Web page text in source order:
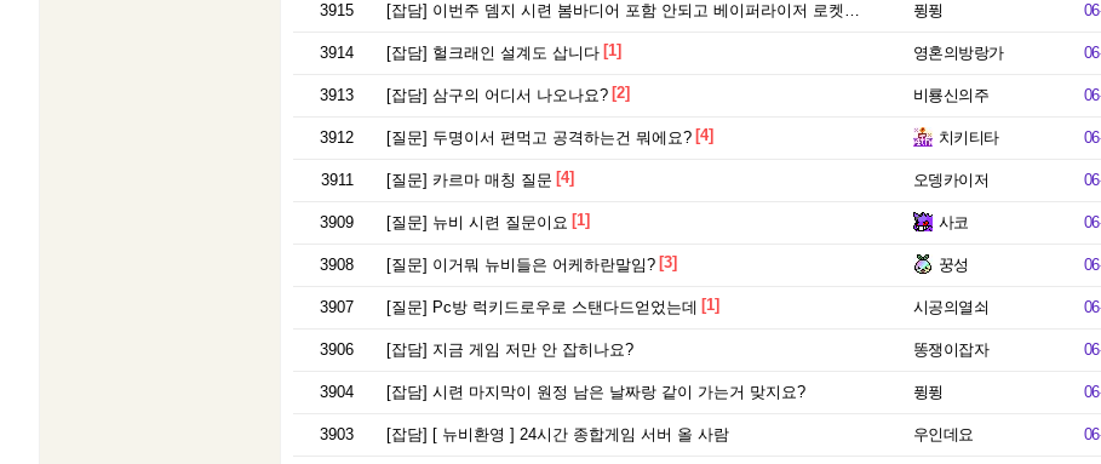
3915 [잡담] 이번주 뎀지 시련 봄바디어 포함 안되고 베이퍼라이저 로켓티어가 적용되네요 퓡퓡
3914 [잡담] 헐크래인 설계도 삽니다 [1] 영혼의방랑가
3913 [잡담] 삼구의 어디서 나오나요? [2] 비룡신의주
3912 [질문] 두명이서 편먹고 공격하는건 뭐에요? [4] 치키티타
3911 [질문] 카르마 매칭 질문 [4] 오뎅카이저
3909 [질문] 뉴비 시련 질문이요 [1] 사코
3908 [질문] 이거뭐 뉴비들은 어케하란말임? [3] 꿍성
3907 [질문] Pc방 럭키드로우로 스탠다드얻었는데 [1] 시공의열쇠
3906 [잡담] 지금 게임 저만 안 잡히나요? 똥쟁이잡자
3904 [잡담] 시련 마지막이 원정 남은 날짜랑 같이 가는거 맞지요? 퓡퓡
3903 [잡담] [ 뉴비환영 ] 24시간 종합게임 서버 올 사람 우인데요